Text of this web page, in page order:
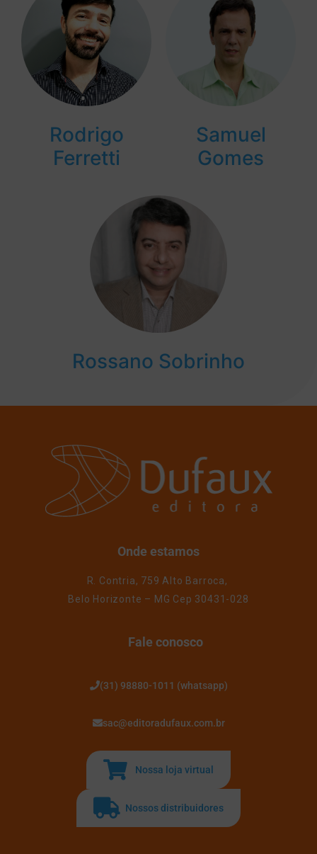
Rodrigo
Ferretti
Samuel
Gomes
Rossano Sobrinho
Onde estamos
R. Contria, 759 Alto Barroca,
Belo Horizonte – MG Cep 30431-028
Fale conosco
(31) 98880-1011 (whatsapp)
sac@editoradufaux.com.br
Nossa loja virtual
Nossos distribuidores